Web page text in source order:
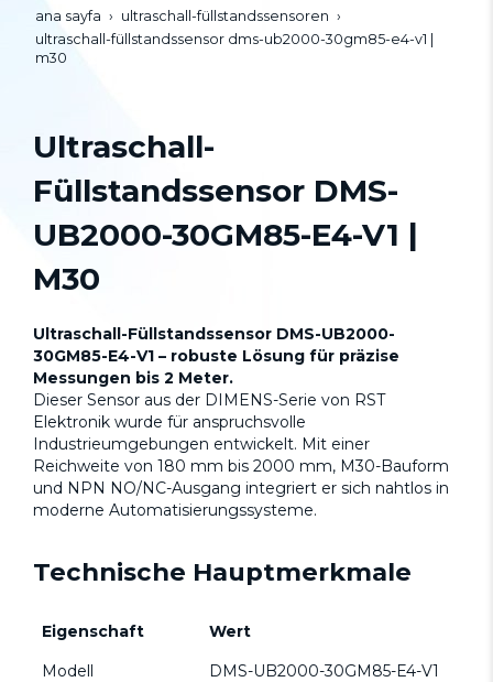
ana sayfa
ultraschall-füllstandssensoren
ultraschall-füllstandssensor dms-ub2000-30gm85-e4-v1 |
m30
Ultraschall-
Füllstandssensor DMS-
UB2000-30GM85-E4-V1 |
M30
Ultraschall-Füllstandssensor DMS-UB2000-
30GM85-E4-V1 – robuste Lösung für präzise
Messungen bis 2 Meter.
Dieser Sensor aus der DIMENS-Serie von RST
Elektronik wurde für anspruchsvolle
Industrieumgebungen entwickelt. Mit einer
Reichweite von 180 mm bis 2000 mm, M30-Bauform
und NPN NO/NC-Ausgang integriert er sich nahtlos in
moderne Automatisierungssysteme.
Technische Hauptmerkmale
Eigenschaft
Wert
Modell
DMS-UB2000-30GM85-E4-V1